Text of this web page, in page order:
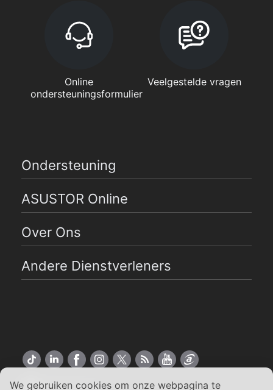
We gebruiken cookies om onze webpagina te
Online
ondersteuningsformulier
Veelgestelde vragen
Ondersteuning
ASUSTOR Online
Over Ons
Andere Dienstverleners